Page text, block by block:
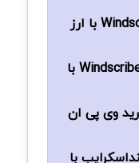
چرا پرداخت اشتراک Windscribe با ارز
روش های خرید اشتراک Windscribe با
وی پی ان
با